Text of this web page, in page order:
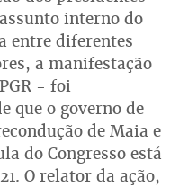
interno do
entre diferentes
a manifestação
- foi
que o governo de
de Maia e
do Congresso está
O relator da ação,